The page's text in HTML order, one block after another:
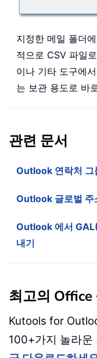
지정한 메일 폴더
적으로 CSV 파일
이나 기타 도구에
는 보관 용도로 바
관련 문서
Outlook 연락처 그
Outlook 글로벌 주
Outlook 에서
내기
최고의 Office
Kutools for
100+가지 놀라운